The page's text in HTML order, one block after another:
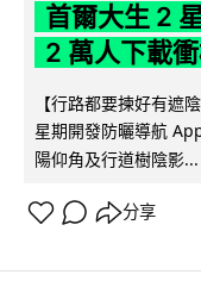
首爾大生 2
2 萬人下載
【行路都要揀好有遮
星期開發防曬導航
陽仰角及行道樹陰影...
分享